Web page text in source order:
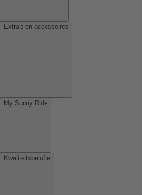
Extra's en accessoires
My Sunny Ride
Kwaliteitsbelofte